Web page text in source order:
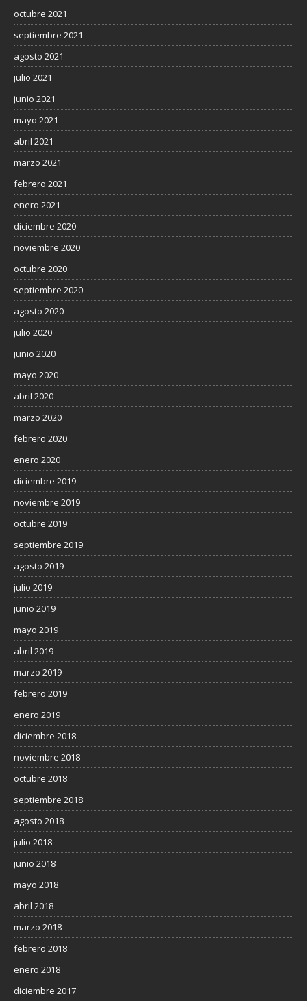
octubre 2021
septiembre 2021
agosto 2021
julio 2021
junio 2021
mayo 2021
abril 2021
marzo 2021
febrero 2021
enero 2021
diciembre 2020
noviembre 2020
octubre 2020
septiembre 2020
agosto 2020
julio 2020
junio 2020
mayo 2020
abril 2020
marzo 2020
febrero 2020
enero 2020
diciembre 2019
noviembre 2019
octubre 2019
septiembre 2019
agosto 2019
julio 2019
junio 2019
mayo 2019
abril 2019
marzo 2019
febrero 2019
enero 2019
diciembre 2018
noviembre 2018
octubre 2018
septiembre 2018
agosto 2018
julio 2018
junio 2018
mayo 2018
abril 2018
marzo 2018
febrero 2018
enero 2018
diciembre 2017